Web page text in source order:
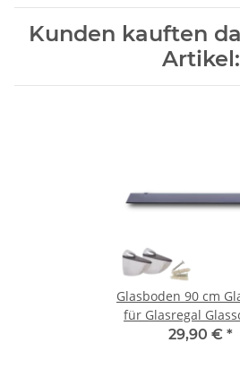
Kunden kauften
Artikel:
Glasboden 90 cm
für Glasregal
Regalhalter Bad
29,90 € *